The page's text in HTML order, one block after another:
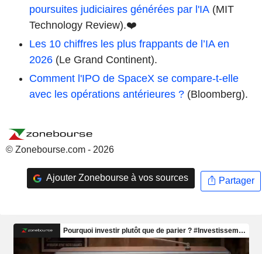
poursuites judiciaires générées par l'IA (MIT
Technology Review).❤️
Les 10 chiffres les plus frappants de l’IA en
2026 (Le Grand Continent).
Comment l'IPO de SpaceX se compare-t-elle
avec les opérations antérieures ? (Bloomberg).
© Zonebourse.com - 2026
Ajouter Zonebourse à vos sources Partager